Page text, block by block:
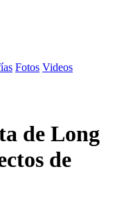
Fotos Videos
de Long
de